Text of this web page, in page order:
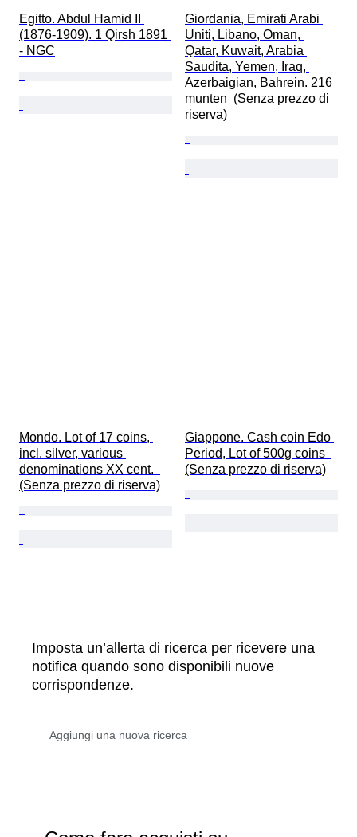
Egitto. Abdul Hamid II
(1876-1909). 1 Qirsh 1891
- NGC
Giordania, Emirati Arabi
Uniti, Libano, Oman,
Qatar, Kuwait, Arabia
Saudita, Yemen, Iraq,
Azerbaigian, Bahrein. 216
munten  (Senza prezzo di
riserva)
Mondo. Lot of 17 coins,
incl. silver, various
denominations XX cent.
(Senza prezzo di riserva)
Giappone. Cash coin Edo
Period, Lot of 500g coins
(Senza prezzo di riserva)
Imposta un’allerta di ricerca per ricevere una
notifica quando sono disponibili nuove
corrispondenze.